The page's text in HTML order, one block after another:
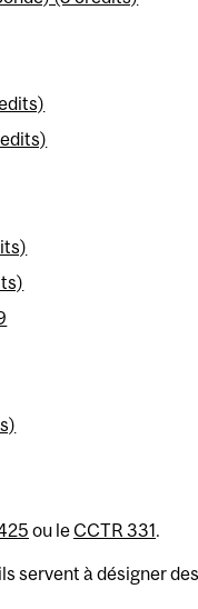
ou leCCTR 331.
servent à désigner